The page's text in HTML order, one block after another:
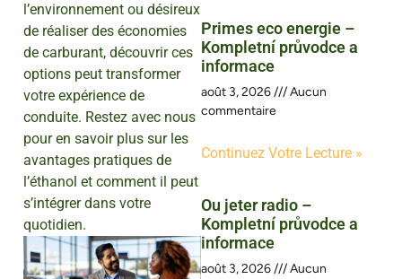
l’environnement ou désireux
de réaliser des économies
de carburant, découvrir ces
options peut transformer
votre expérience de
conduite. Restez avec nous
pour en savoir plus sur les
avantages pratiques de
l’éthanol et comment il peut
s’intégrer dans votre
quotidien.
Primes eco energie –
Kompletní průvodce a
informace
août 3, 2026
Aucun
commentaire
Continuez Votre Lecture »
Ou jeter radio –
Kompletní průvodce a
informace
août 3, 2026
Aucun